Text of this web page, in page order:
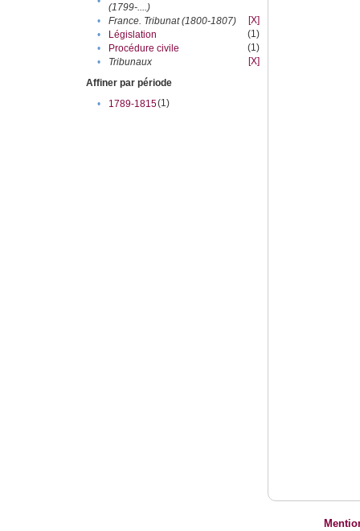
(1799-....)
• France. Tribunat (1800-1807)
[X]
•
Législation
(1)
•
Procédure civile
(1)
•
Tribunaux
[X]
Affiner par période
•
1789-1815(1)